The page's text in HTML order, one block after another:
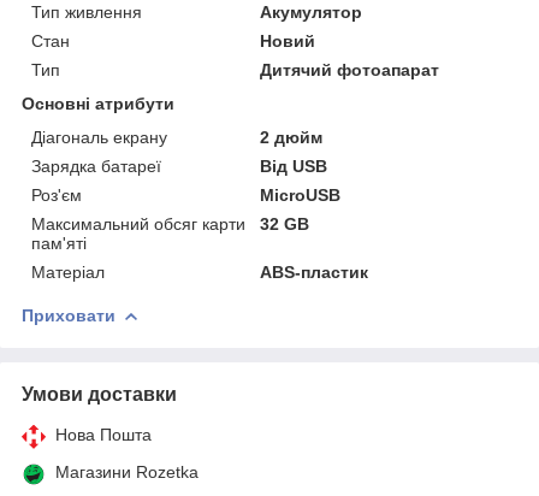
Тип живлення
Акумулятор
Стан
Новий
Тип
Дитячий фотоапарат
Основні атрибути
Діагональ екрану
2 дюйм
Зарядка батареї
Від USB
Роз'єм
MicroUSB
Максимальний обсяг карти
пам'яті
32 GB
Матеріал ABS-пластик
Приховати
Умови доставки
Нова Пошта
Магазини Rozetka